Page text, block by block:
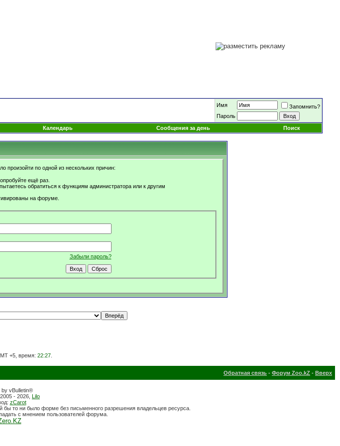
Имя
Запомнить?
Пароль
Календарь Сообщения за день Поиск
произойти по одной из нескольких причин:
ещё раз.
обратиться к функциям администратора или к другим
на форуме.
Забыли пароль?
+5, время: 22:27.
Обратная связь - Форум Zoo.kZ - Вверх
by vBulletin®
- 2026, Lilo
zCarot
то ни было форме без письменного разрешения владельцев ресурса.
с мнением пользователей форума.